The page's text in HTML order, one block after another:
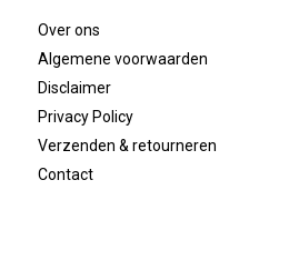
Over ons
Algemene voorwaarden
Disclaimer
Privacy Policy
Verzenden & retourneren
Contact